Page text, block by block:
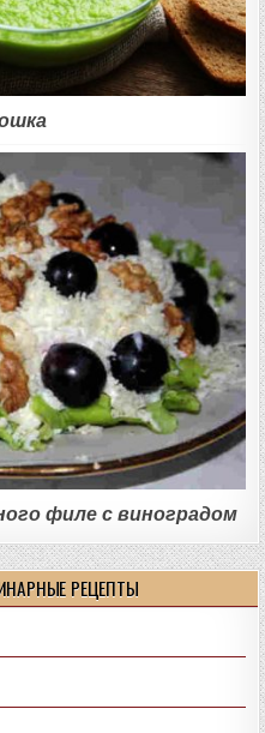
филе с виноградом
РЕЦЕПТЫ